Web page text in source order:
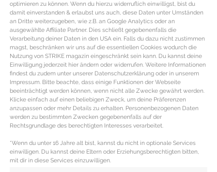
optimieren zu können. Wenn du hierzu widerruflich einwilligst, bist du
damit einverstanden & erlaubst uns auch, diese Daten unter Umständen
an Dritte weiterzugeben, wie z.B. an Google Analytics oder an
ausgewählte Affiliate Partner. Dies schließt gegebenenfalls die
Verarbeitung deiner Daten in den USA ein. Falls du dazu nicht zustimmen
magst, beschränken wir uns auf die essentiellen Cookies wodurch die
Nutzung von STRIKE magazin eingeschränkt sein kann. Du kannst deine
Einwilligung jederzeit hier ändern oder widerrufen. Weitere Informationen
findest du zudem unter unserer Datenschutzerklärung oder in unserem
Impressum. Bitte beachte, dass einige Funktionen der Webseite
beeinträchtigt werden können, wenn nicht alle Zwecke gewährt werden.
Klicke einfach auf einen beliebigen Zweck, um deine Präferenzen
anzupassen oder mehr Details zu erhalten. Personenbezogenen Daten
werden zu bestimmten Zwecken gegebenenfalls auf der
Rechtsgrundlage des berechtigten Interesses verarbeitet.
*Wenn du unter 16 Jahre alt bist, kannst du nicht in optionale Services
einwilligen. Du kannst deine Eltern oder Erziehungsberechtigten bitten,
mit dir in diese Services einzuwilligen.
WOHNDEKOTIPPS – Der perfekte Tisch
Deko & Accessoires Tipps für die herbstliche Esstisch-